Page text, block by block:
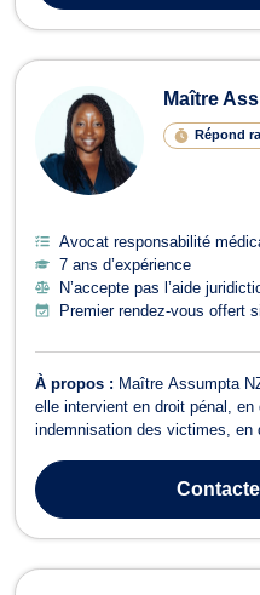
Maître
Répond
Avocat responsabilité
7 ans d’expérience
N’accepte pas l’aide
Premier rendez-vous offert
À propos : Maître Assumpta
elle intervient en droit pénal,
indemnisation des victimes, en
saisie et procédure
NZIYUMV...